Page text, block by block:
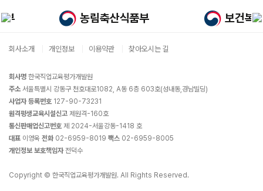
회사소개 개인정보 이용약관 찾아오시는 길
회사명 한국직업교육평가개발원
주소 서울특별시 강동구 천호대로1082, A동 6층 603호(성내동,경남빌딩)
사업자 등록번호 127-90-73231
원격평생교육시설신고 제원격-160호
통신판매업신고번호 제 2024-서울강동-1418 호
대표 이영욱 전화02-6959-8019 팩스 02-6959-8005
개인정보 보호책임자전덕수
Copyright © 한국직업교육평가개발원. All Rights Reserved.